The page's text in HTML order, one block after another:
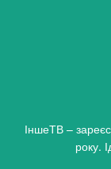
ІншеТВ –
року.